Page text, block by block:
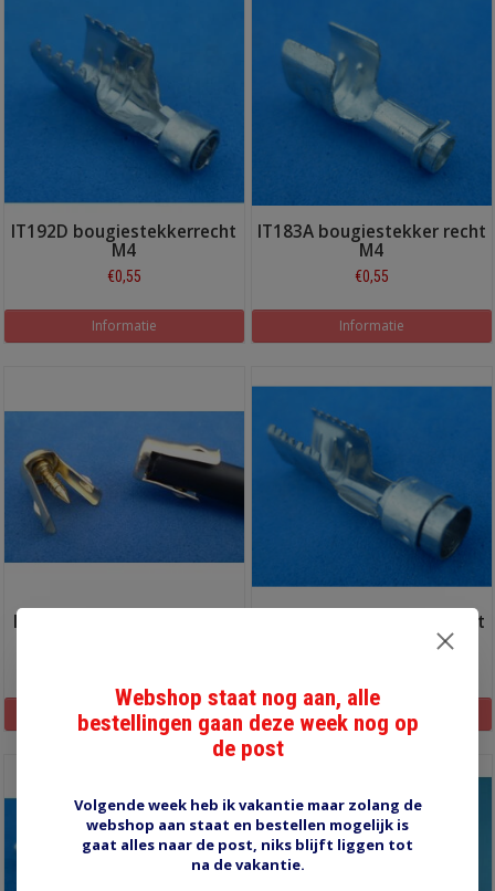
IT192D bougiestekkerrecht
M4
€0,55
Informatie
IT183A bougiestekker recht
M4
€0,55
Informatie
IT248 verdelerkap terminal
Informatie
IT079E bougiestekker recht
Informatie
Webshop staat nog aan, alle
bestellingen gaan deze week nog op
de post
Volgende week heb ik vakantie maar zolang de
webshop aan staat en bestellen mogelijk is
gaat alles naar de post, niks blijft liggen tot
na de vakantie.